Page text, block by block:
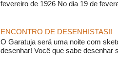
fevereiro de 1926 No dia 19 de
ENCONTRO DE DESENHISTAS!!
O Garatuja será uma noite com
desenhar! Você que sabe desenhar